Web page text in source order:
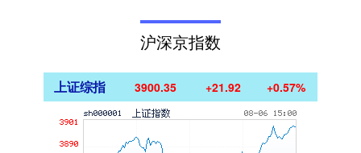
沪深京指数
上证综指 3900.35 +21.92 +0.57%